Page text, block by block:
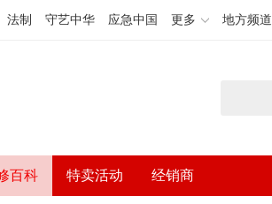
法制 守艺中华 应急中国 更多 地方频道
百科 特卖活动 经销商